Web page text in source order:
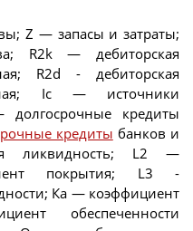
Z — запасы и затраты;
R2k — дебиторская
R2d - дебиторская
Iс — источники
долгосрочные кредиты
кредиты банков и
ликвидность; L2 —
покрытия; L3 -
Ка — коэффициент
обеспеченности